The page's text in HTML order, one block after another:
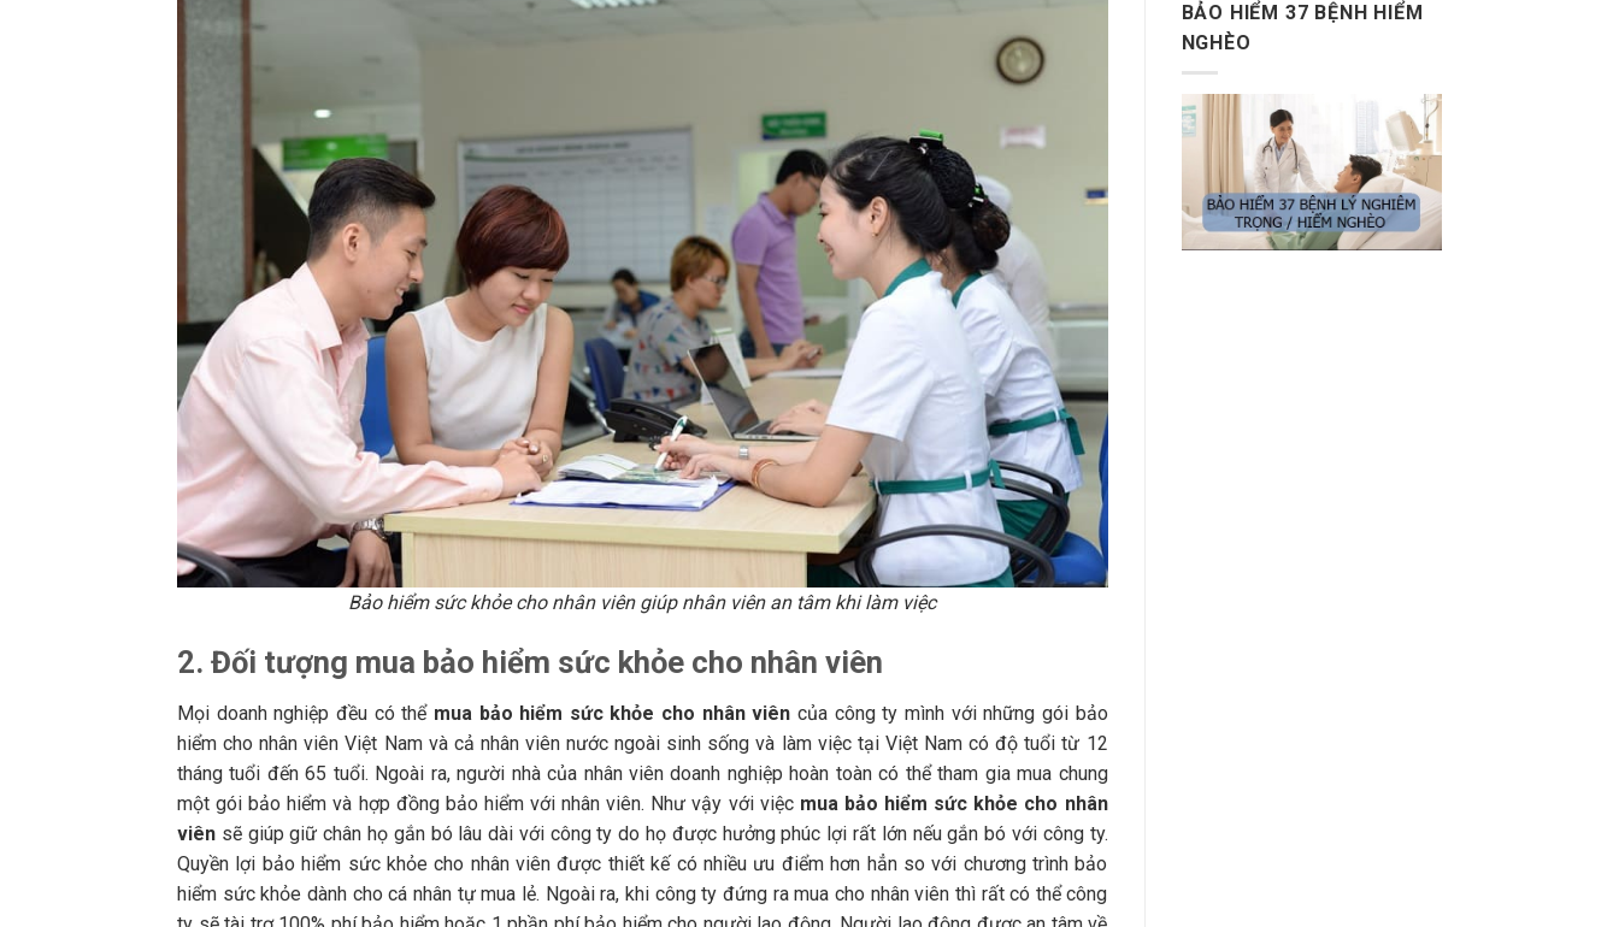
Bảo hiểm sức khỏe cho nhân viên giúp nhân viên an tâm khi làm việc
2. Đối tượng mua bảo hiểm sức khỏe cho nhân viên
Mọi doanh nghiệp đều có thể mua bảo hiểm sức khỏe cho nhân viêncủa công ty mình với những gói bảo
hiểm cho nhân viên Việt Nam và cả nhân viên nước ngoài sinh sống và làm việc tại Việt Nam có độ tuổi từ 12
tháng tuổi đến 65 tuổi. Ngoài ra, người nhà của nhân viên doanh nghiệp hoàn toàn có thể tham gia mua chung
một gói bảo hiểm và hợp đồng bảo hiểm với nhân viên. Như vậy với việc mua bảo hiểm sức khỏe cho nhân
viên sẽ giúp giữ chân họ gắn bó lâu dài với công ty do họ được hưởng phúc lợi rất lớn nếu gắn bó với công ty.
Quyền lợi bảo hiểm sức khỏe cho nhân viên được thiết kế có nhiều ưu điểm hơn hẳn so với chương trình bảo
hiểm sức khỏe dành cho cá nhân tự mua lẻ. Ngoài ra, khi công ty đứng ra mua cho nhân viên thì rất có thể công
BẢO HIỂM 37 BỆNH HIỂM
NGHÈO